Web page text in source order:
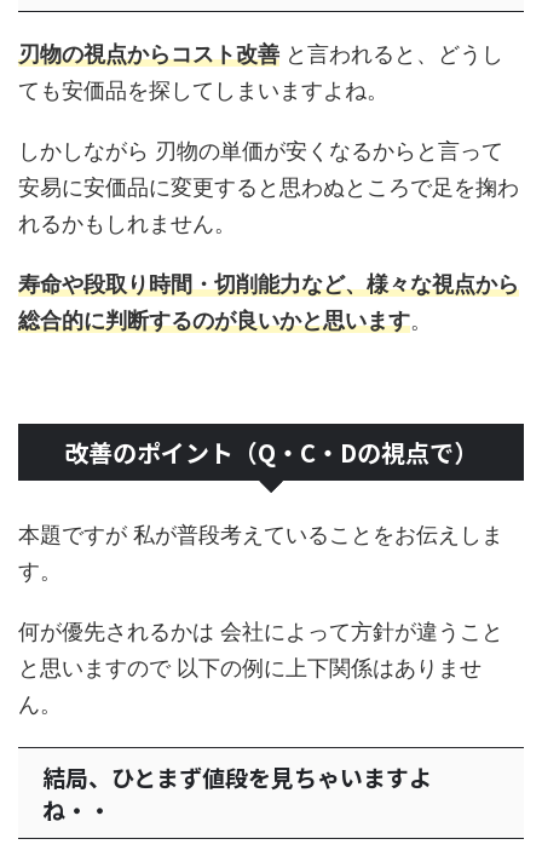
刃物の視点からコスト改善 と言われると、どうし
ても安価品を探してしまいますよね。
しかしながら 刃物の単価が安くなるからと言って
安易に安価品に変更すると思わぬところで足を掬わ
れるかもしれません。
寿命や段取り時間・切削能力など、様々な視点から
総合的に判断するのが良いかと思います。
改善のポイント（Q・C・Dの視点で）
本題ですが 私が普段考えていることをお伝えしま
す。
何が優先されるかは 会社によって方針が違うこと
と思いますので 以下の例に上下関係はありませ
ん。
結局、ひとまず値段を見ちゃいますよ
ね・・